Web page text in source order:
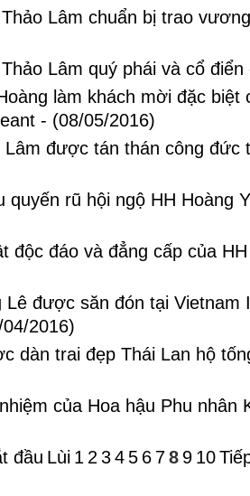
Lâm chuẩn bị trao
Lâm quý phái và cổ
làm khách mời đặc biệt
- (08/05/2016)
Lâm được tán thán công đức
quyến rũ hội ngộ HH Hoàng
độc đáo và đẳng cấp của
Lê được săn đón tại Vietnam
2016)
dàn trai đẹp Thái Lan hộ
của Hoa hậu Phu nhân
đầu Lùi 1 2 34 5 6 78 9 10